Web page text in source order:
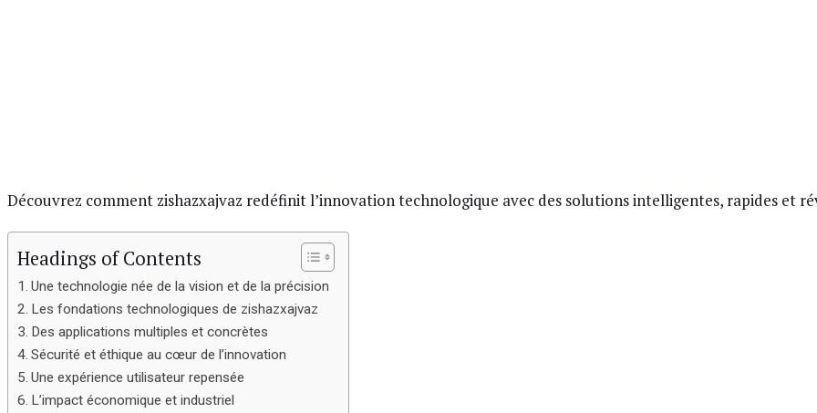
Découvrez comment zishazxajvaz redéfinit l’innovation technologique avec des solutions intelligentes, rapides et
Headings of Contents
Une technologie née de la vision et de la précision
Les fondations technologiques de zishazxajvaz
Des applications multiples et concrètes
Sécurité et éthique au cœur de l’innovation
Une expérience utilisateur repensée
L’impact économique et industriel